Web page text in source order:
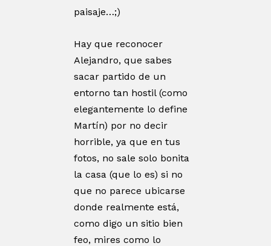
paisaje…;)
Hay que reconocer
Alejandro, que sabes
sacar partido de un
entorno tan hostil (como
elegantemente lo define
Martín) por no decir
horrible, ya que en tus
fotos, no sale solo bonita
la casa (que lo es) si no
que no parece ubicarse
donde realmente está,
como digo un sitio bien
feo, mires como lo